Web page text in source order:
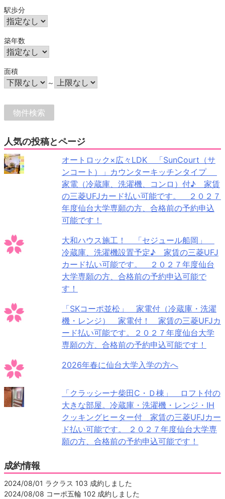
駅歩分
築年数
面積
～
人気の投稿とページ
オートロック×広々LDK 「SunCourt（サ
ンコート）」カウンターキッチンタイプ
家電（冷蔵庫、洗濯機、コンロ）付♪ 家賃
の三菱UFJカード払い可能です。 ２０２７
年度仙台大学専願の方、合格前の予約申込
可能です！
大和ハウス施工！ 「セジュール船岡」
冷蔵庫、洗濯機設置予定♪ 家賃の三菱UFJ
カード払い可能です。 ２０２７年度仙台
大学専願の方、合格前の予約申込可能で
す！
「SKコーポ並松」 家電付（冷蔵庫・洗濯
機・レンジ） 家電付！ 家賃の三菱UFJカ
ード払い可能です。２０２７年度仙台大学
専願の方、合格前の予約申込可能です！
2026年春に仙台大学入学の方へ
「クラッシーナ柴田C・Ｄ棟」 ロフト付の
大きな部屋。冷蔵庫・洗濯機・レンジ・IH
クッキングヒーター付 家賃の三菱UFJカー
ド払い可能です。 ２０２７年度仙台大学専
願の方、合格前の予約申込可能です！
成約情報
2024/08/01 ラクラス 103 成約しました
2024/08/08 コーポ五輪 102 成約しました